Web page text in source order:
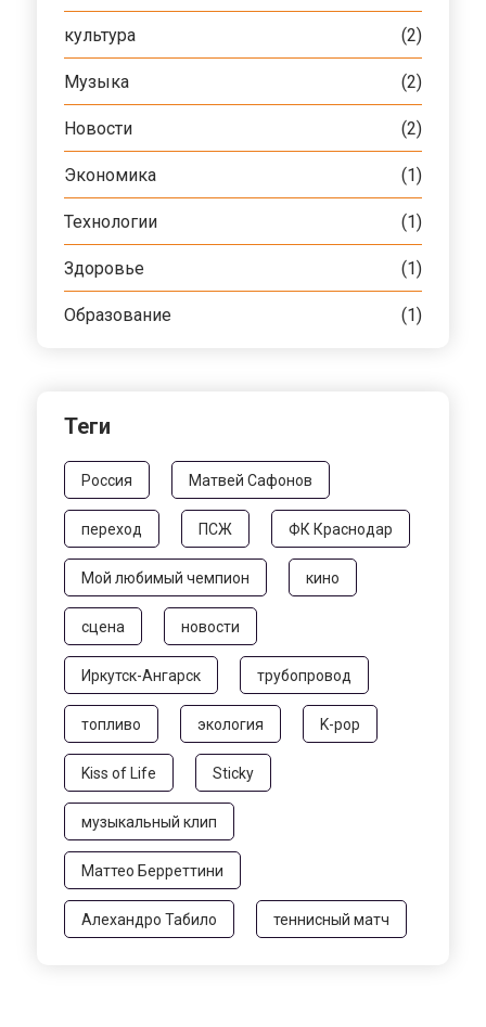
культура (2)
Музыка (2)
Новости (2)
Экономика (1)
Технологии (1)
Здоровье (1)
Образование (1)
Теги
Россия Матвей Сафонов
переход ПСЖ ФК Краснодар
Мой любимый чемпион кино
сцена новости
Иркутск-Ангарск трубопровод
топливо экология K-pop
Kiss of Life Sticky
музыкальный клип
Маттео Берреттини
Алехандро Табило теннисный матч